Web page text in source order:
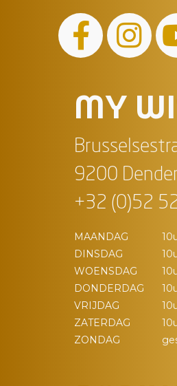
MY
9200
+32 (0)52
MAANDAG
DINSDAG
WOENSDAG
DONDERDAG
VRIJDAG
ZATERDAG
ZONDAG